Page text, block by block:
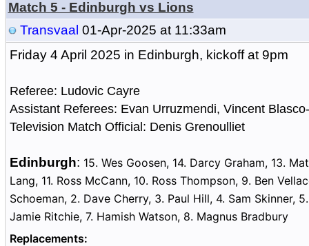
Match 5 - Edinburgh vs Lions
Transvaal 01-Apr-2025 at 11:33am
Friday 4 April 2025 in Edinburgh, kickoff at 9pm
Referee: Ludovic Cayre
Assistant Referees: Evan Urruzmendi, Vincent
Television Match Official: Denis Grenoulliet
Edinburgh: 15. Wes Goosen, 14. Darcy Graham, 13.
Lang, 11. Ross McCann, 10. Ross Thompson, 9. Ben
Schoeman, 2. Dave Cherry, 3. Paul Hill, 4. Sam Skinner,
Jamie Ritchie, 7. Hamish Watson, 8. Magnus Bradbury
Replacements: